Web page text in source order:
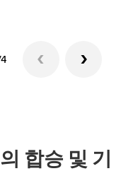
합승 및 기